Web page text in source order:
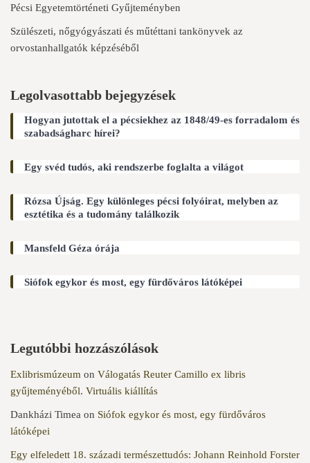
Pécsi Egyetemtörténeti Gyűjteményben
Szülészeti, nőgyógyászati és műtéttani tankönyvek az
orvostanhallgatók képzéséből
Legolvasottabb bejegyzések
Hogyan jutottak el a pécsiekhez az 1848/49-es forradalom és
szabadságharc hírei?
Egy svéd tudós, aki rendszerbe foglalta a világot
Rózsa Újság. Egy különleges pécsi folyóirat, melyben az
esztétika és a tudomány találkozik
Mansfeld Géza órája
Siófok egykor és most, egy fürdőváros látóképei
Legutóbbi hozzászólások
Exlibrismúzeum on Válogatás Reuter Camillo ex libris
gyűjteményéből. Virtuális kiállítás
Dankházi Timea on Siófok egykor és most, egy fürdőváros
látóképei
Egy elfeledett 18. századi természettudós: Johann Reinhold Forster